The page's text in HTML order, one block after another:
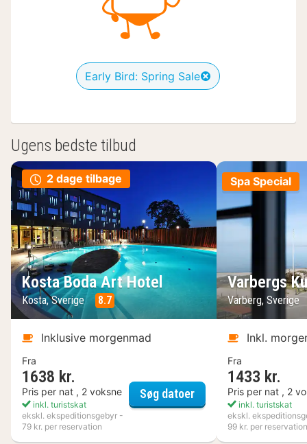
Early Bird: Spring Sale
Ugens bedste tilbud
2 dage tilbage
Kosta Boda Art Hotel
Kosta, Sverige 8.7
Inklusive morgenmad
Fra
1638 kr.
Pris per nat , 2 voksne
inkl. turistskat
ekskl. ekspeditionsgebyr -
79 kr. per reservation
Søg datoerKosta Boda Art Hotel
Spa Special
Varbergs
Varberg, Sverige
Inkl.
Fra
1433 kr.
Pris per nat , 2
inkl. turistskat
ekskl.
99 kr. per reservation